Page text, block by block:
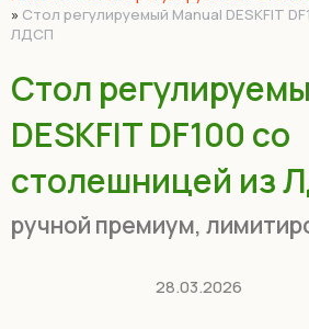
» Стол регулируемый Manual DESKFIT
ЛДСП
Стол
DESKFIT DF100 со
столешницей из
ручной премиум,
28.03.2026